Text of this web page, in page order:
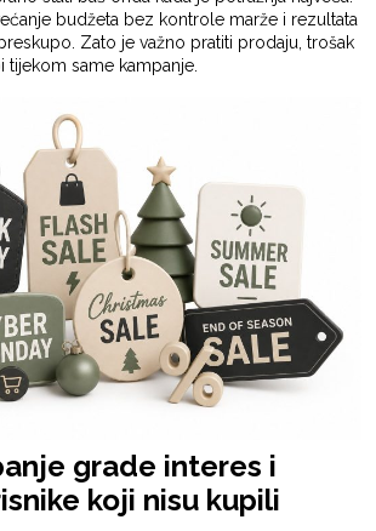
budžeta bez kontrole marže i rezultata
Zato je važno pratiti prodaju, trošak
tijekom same kampanje.
grade interes i
koji nisu kupili